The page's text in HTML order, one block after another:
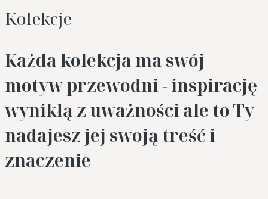
Kolekcje
Każda kolekcja ma swój
motyw przewodni - inspirację
wynikłą z uważności ale to Ty
nadajesz jej swoją treść i
znaczenie